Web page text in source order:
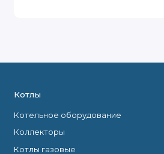
Котлы
Котельное оборудование
Коллекторы
Котлы газовые